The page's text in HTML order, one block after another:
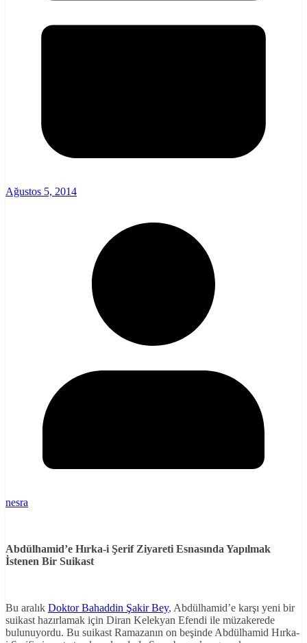
Ağustos 5, 2014
nesra
Abdülhamid’e Hırka-i Şerif Ziyareti Esnasında Yapılmak
İstenen Bir Suikast
Bu aralık Doktor Bahaddin Şakir Bey, Abdülhamid’e karşı yeni bir
suikast hazırlamak için Diran Kelekyan Efendi ile müzakerede
bulunuyordu. Bu suikast Ramazanın on beşinde Abdülhamid Hırka-